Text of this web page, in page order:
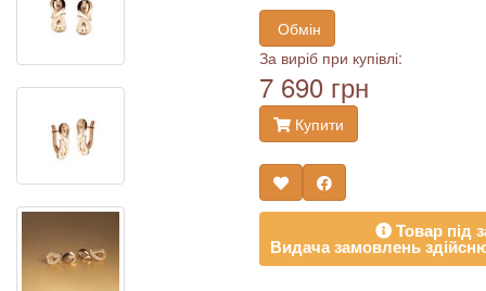
Обмін
За виріб при купівлі:
7 690 грн
Купити
Товар під
Видача замовлень